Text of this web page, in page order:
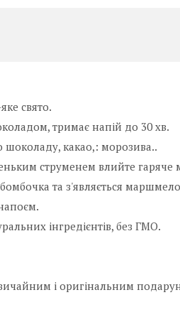
свято.
тримає напій до 30 хв.
шоколаду, какао,: морозива..
струменем влийте гаряче
та з'являється
інгредієнтів, без ГМО.
і оригінальним